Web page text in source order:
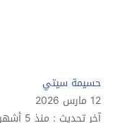
حسيمة سيتي
12 مارس 2026
آخر تحديث : منذ 5 أشهر